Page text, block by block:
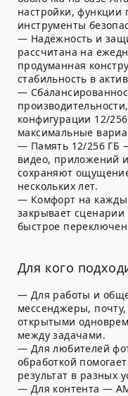
настройки, функции
инструменты
— Надёжность и
рассчитана на
продуманная
стабильность в
—
конфигурации 12/
максимальные
— Память 12/256 ГБ
видео, приложений
сохраняют
нескольких лет.
— Комфорт на
закрывает сценарии
быстрое
Для кого
— Для работы и
мессенджеры,
открытыми
между задачами.
— Для любителей
обработкой
результат в разных
— Для контента —